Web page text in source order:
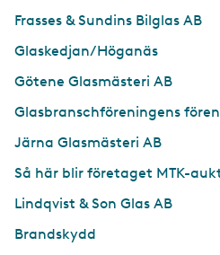
Frasses & Sundins Bilglas AB
Glaskedjan/Höganäs
Götene Glasmästeri AB
Glasbranschföreningens
Järna Glasmästeri AB
Så här blir företaget MTK-
Lindqvist & Son Glas AB
Brandskydd